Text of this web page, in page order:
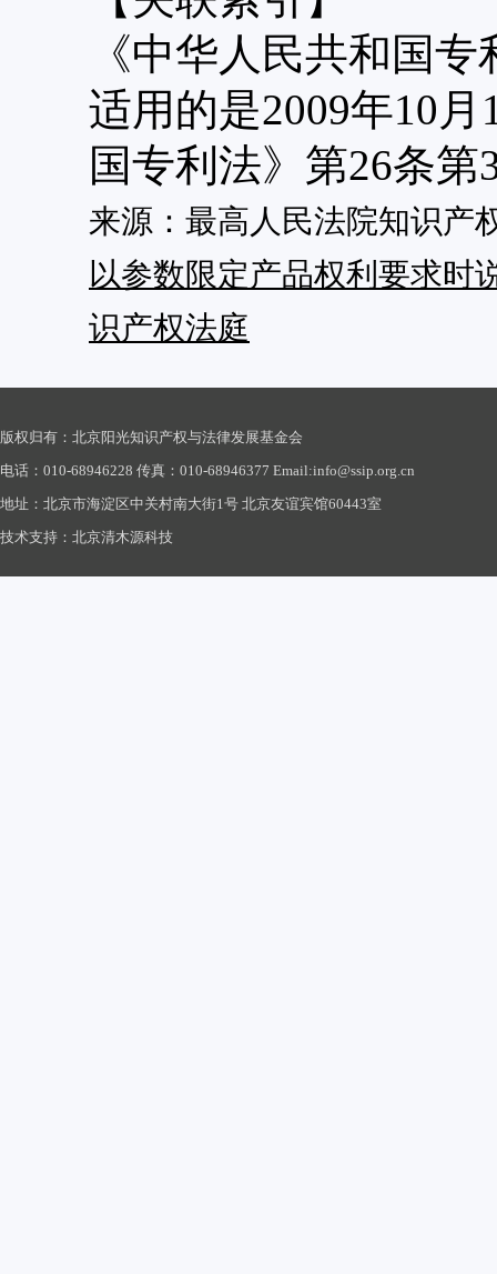
《中华人民共和国
适用的是2009年10
国专利法》第26条第
来源：最高人民法院知识产
以参数限定产品权利要求时
识产权法庭
版权归有：北京阳光知识产权与法律发展基金会
电话：010-68946228 传真：010-68946377 Email:info@ssip.org.cn
地址：北京市海淀区中关村南大街1号 北京友谊宾馆60443室
技术支持：北京清木源科技